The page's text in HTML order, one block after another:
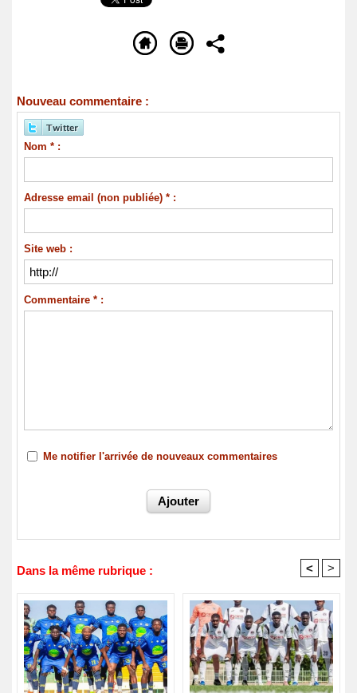
Nouveau commentaire :
Nom * :
Adresse email (non publiée) * :
Site web :
Commentaire * :
Me notifier l'arrivée de nouveaux commentaires
Dans la même rubrique : < >